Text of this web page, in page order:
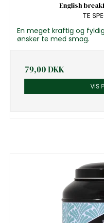
English
TE
En meget kraftig og
ønsker te med smag.
79,00 DKK
VIS